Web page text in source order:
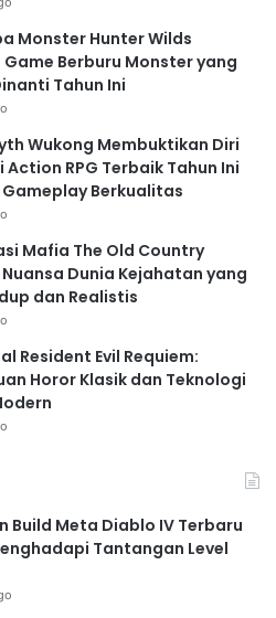
Monster Hunter Wilds
Berburu Monster yang
Tahun Ini
Wukong Membuktikan Diri
Action RPG Terbaik Tahun Ini
Berkualitas
Mafia The Old Country
Dunia Kejahatan yang
dan Realistis
Resident Evil Requiem:
Horor Klasik dan Teknologi
Build Meta Diablo IV Terbaru
Tantangan Level